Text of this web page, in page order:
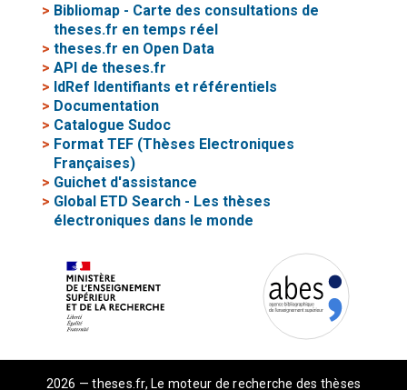
> Bibliomap - Carte des consultations de
theses.fr en temps réel
>theses.fr en Open Data
>API de theses.fr
> IdRef Identifiants et référentiels
> Documentation
> Catalogue Sudoc
> Format TEF (Thèses Electroniques
Françaises)
> Guichet d'assistance
> Global ETD Search - Les thèses
électroniques dans le monde
2026 — theses.fr, Le moteur de recherche des thèses